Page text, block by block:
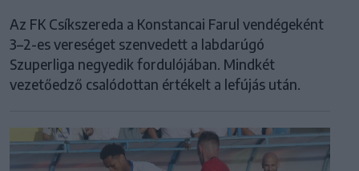
Az FK Csíkszereda a Konstancai Farul vendégeként
3–2-es vereséget szenvedett a labdarúgó
Szuperliga negyedik fordulójában. Mindkét
vezetőedző csalódottan értékelt a lefújás után.